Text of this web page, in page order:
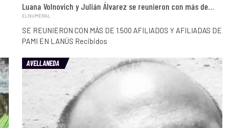
Luana Volnovich y Julián Álvarez se reunieron con más de…
ELNUMERAL
SE REUNIERON CON MÁS DE 1.500 AFILIADOS Y AFILIADAS DE
PAMI EN LANÚS Recibidos
AVELLANEDA